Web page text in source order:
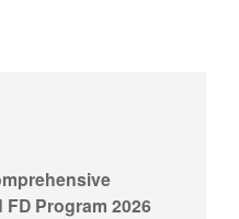
Program 2026